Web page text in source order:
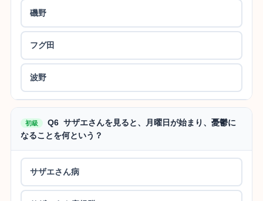
磯野
フグ田
波野
初級
Q6 サザエさんを見ると、月曜日が始まり、憂鬱に
なることを何という？
サザエさん病